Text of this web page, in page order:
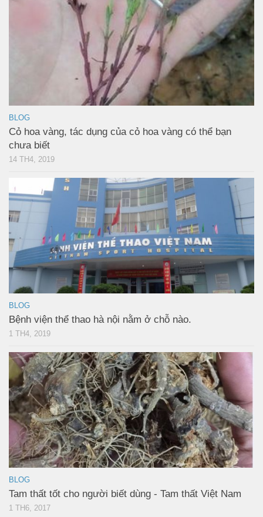
BLOG
Cỏ hoa vàng, tác dụng của cỏ hoa vàng có thể bạn
chưa biết
14 TH4, 2019
BLOG
Bệnh viện thể thao hà nội nằm ở chỗ nào.
1 TH4, 2019
BLOG
Tam thất tốt cho người biết dùng - Tam thất Việt Nam
1 TH6, 2017